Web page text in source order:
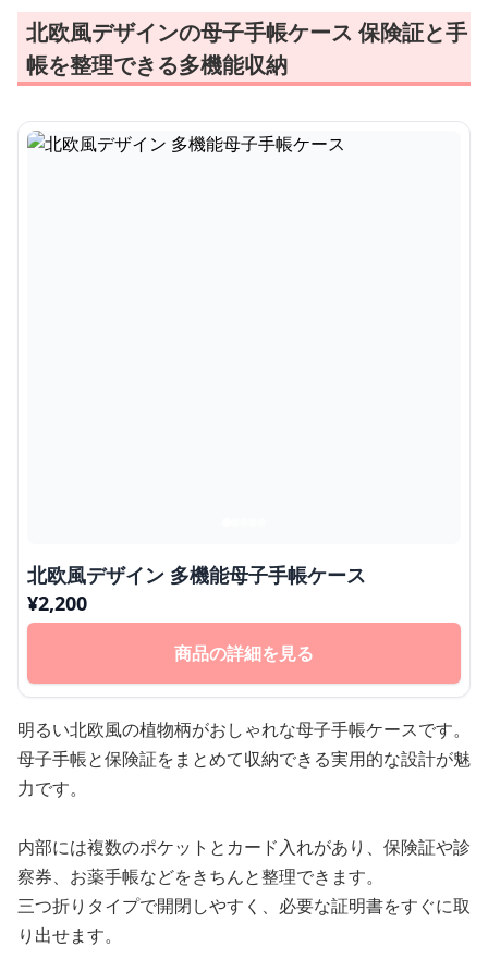
北欧風デザインの母子手帳ケース 保険証と手
帳を整理できる多機能収納
北欧風デザイン 多機能母子手帳ケース
¥2,200
商品の詳細を見る
明るい北欧風の植物柄がおしゃれな母子手帳ケースです。
母子手帳と保険証をまとめて収納できる実用的な設計が魅
力です。
内部には複数のポケットとカード入れがあり、保険証や診
察券、お薬手帳などをきちんと整理できます。
三つ折りタイプで開閉しやすく、必要な証明書をすぐに取
り出せます。